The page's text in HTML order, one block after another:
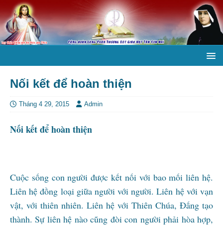
Nối kết để hoàn thiện
Tháng 4 29, 2015 Admin
Nối kết để hoàn thiện
Cuộc sống con người được kết nối với bao mối liên hệ.
Liên hệ đồng loại giữa người với người. Liên hệ với vạn
vật, với thiên nhiên. Liên hệ với Thiên Chúa, Đấng tạo
thành. Sự liên hệ nào cũng đòi con người phải hòa hợp,